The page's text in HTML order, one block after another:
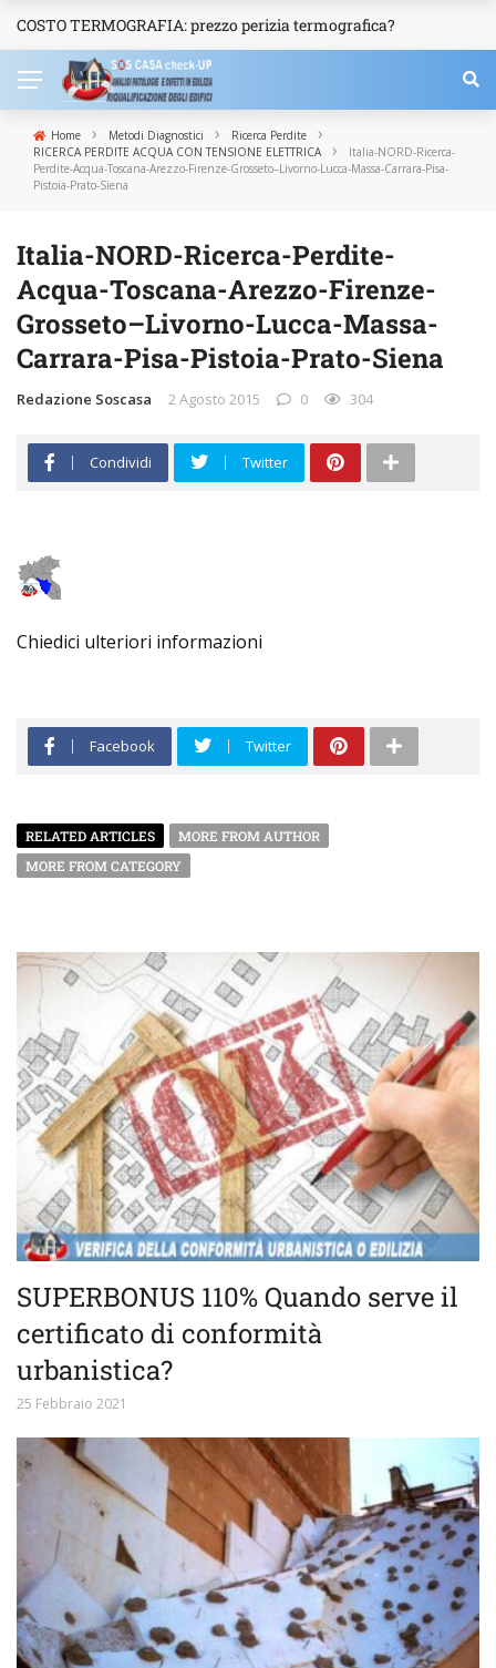
NEWS
COSTO TERMOGRAFIA: prezzo perizia termografica?
Home › Metodi Diagnostici › Ricerca Perdite ›
RICERCA PERDITE ACQUA CON TENSIONE ELETTRICA ›
Italia-NORD-Ricerca-
Perdite-Acqua-Toscana-Arezzo-Firenze-Grosseto–Livorno-Lucca-Massa-Carrara-Pisa-
Pistoia-Prato-Siena
Italia-NORD-Ricerca-Perdite-
Acqua-Toscana-Arezzo-Firenze-
Grosseto–Livorno-Lucca-Massa-
Carrara-Pisa-Pistoia-Prato-Siena
Redazione Soscasa 2 Agosto 2015 0 304
Condividi Twitter
Chiedici ulteriori informazioni
Facebook Twitter
RELATED ARTICLES
MORE FROM AUTHOR
MORE FROM CATEGORY
SUPERBONUS 110% Quando serve il
certificato di conformità
urbanistica?
25 Febbraio 2021